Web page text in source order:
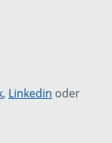
, Linkedin oder